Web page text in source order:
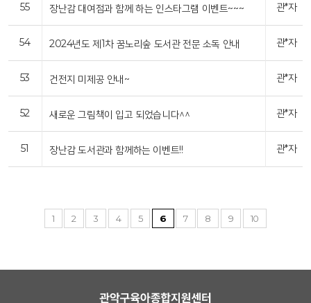
55 장난감 대여점과 함께 하는 인스타그램 이벤트~~~ 관*자
54 2024년도 제1차 꿈노리숲 도서관 전문 소독 안내 관*자
53 건전지 미제공 안내~ 관*자
52 새로운 그림책이 입고 되었습니다^^ 관*자
51 장난감 도서관과 함께하는 이벤트!! 관*자
1 2 3 4 5 6 7 8 9 10